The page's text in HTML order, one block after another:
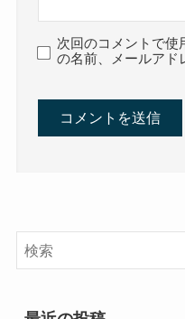
次回のコメントで使
の名前、メールアド